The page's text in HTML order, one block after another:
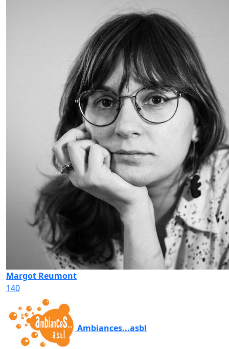
Margot Reumont
140
Ambiances...asbl